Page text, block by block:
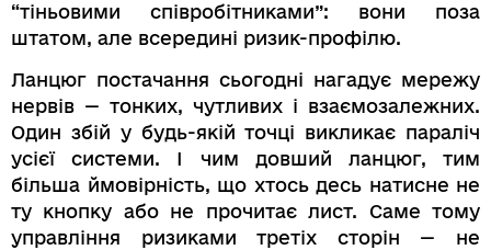
“тіньовими співробітниками”: вони поза
штатом, але всередині ризик-профілю.
Ланцюг постачання сьогодні нагадує мережу
нервів — тонких, чутливих і взаємозалежних.
Один збій у будь-якій точці викликає параліч
усієї системи. І чим довший ланцюг, тим
більша ймовірність, що хтось десь натисне не
ту кнопку або не прочитає лист. Саме тому
управління ризиками третіх сторін — не